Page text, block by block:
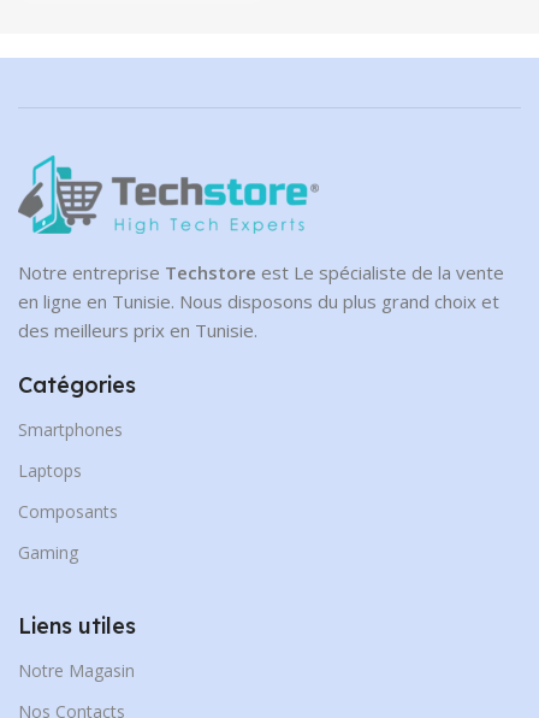
Notre entreprise Techstore est Le spécialiste de la vente
en ligne en Tunisie. Nous disposons du plus grand choix et
des meilleurs prix en Tunisie.
Catégories
Smartphones
Laptops
Composants
Gaming
Liens utiles
Notre Magasin
Nos Contacts